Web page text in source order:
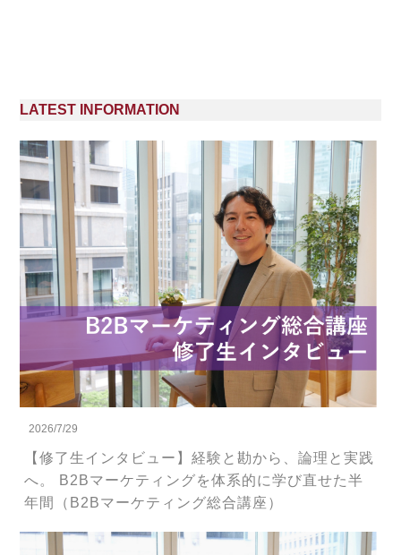
LATEST INFORMATION
2026/7/29
【修了生インタビュー】経験と勘から、論理と実践
へ。 B2Bマーケティングを体系的に学び直せた半
年間（B2Bマーケティング総合講座）